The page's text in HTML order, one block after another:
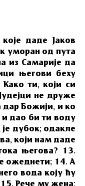
даде Јаков
уморан од пута
из Самарије да
његови беху
ти, који си
не друже
дар Божији, и ко
и дао би ти воду
дубок; одакле
који нам даде
његова? 13.
ожеднети; 14. А
вода коју ћу